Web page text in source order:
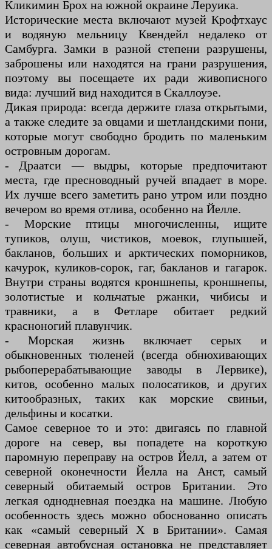
Кликимин Брох на южной окраине Леруика.
Исторические места включают музей Крофтхаус
и водяную мельницу Квендейл недалеко от
Самбурга. Замки в разной степени разрушены,
заброшены или находятся на грани разрушения,
поэтому вы посещаете их ради живописного
вида: лучший вид находится в Скаллоуэе.
Дикая природа: всегда держите глаза открытыми,
а также следите за овцами и шетландскими пони,
которые могут свободно бродить по маленьким
островным дорогам.
- Драатси — выдры, которые предпочитают
места, где пресноводный ручей впадает в море.
Их лучше всего заметить рано утром или поздно
вечером во время отлива, особенно на Йелле.
- Морские птицы многочисленны, ищите
тупиков, олуш, чистиков, моевок, глупышей,
бакланов, больших и арктических поморников,
качурок, куликов-сорок, гаг, бакланов и гагарок.
Внутри страны водятся кроншнепы, кроншнепы,
золотистые и кольчатые ржанки, чибисы и
травники, а в Фетларе обитает редкий
красноногий плавунчик.
- Морская жизнь включает серых и
обыкновенных тюленей (всегда обнюхивающих
рыбоперерабатывающие заводы в Лервике),
китов, особенно малых полосатиков, и других
китообразных, таких как морские свиньи,
дельфины и косатки.
Самое северное то и это: двигаясь по главной
дороге на север, вы попадете на короткую
паромную переправу на остров Йелл, а затем от
северной оконечности Йелла на Анст, самый
северный обитаемый остров Британии. Это
легкая однодневная поездка на машине. Любую
особенность здесь можно обоснованно описать
как «самый северный X в Британии». Самая
северная автобусная остановка не представляет